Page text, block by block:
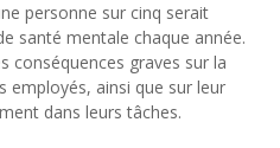
personne sur cinq serait
santé mentale chaque année.
conséquences graves sur la
employés, ainsi que sur leur
dans leurs tâches.